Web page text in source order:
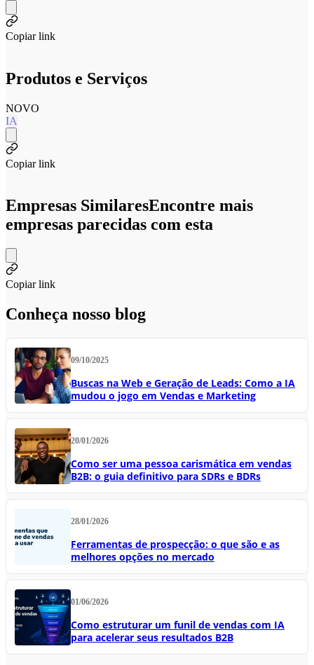
Copiar link
Produtos e Serviços
NOVO
IA
Copiar link
Empresas SimilaresEncontre mais
empresas parecidas com esta
Copiar link
Conheça nosso blog
09/10/2025
Buscas na Web e Geração de Leads: Como a IA
mudou o jogo em Vendas e Marketing
20/01/2026
Como ser uma pessoa carismática em vendas
B2B: o guia definitivo para SDRs e BDRs
28/01/2026
Ferramentas de prospecção: o que são e as
melhores opções no mercado
01/06/2026
Como estruturar um funil de vendas com IA
para acelerar seus resultados B2B